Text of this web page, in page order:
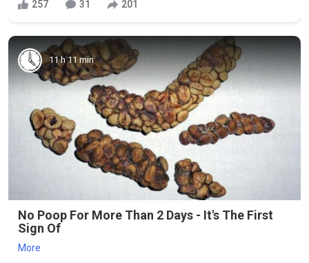
257 31 201
11 h 11 min
No Poop For More Than 2 Days - It's The First
Sign Of
More